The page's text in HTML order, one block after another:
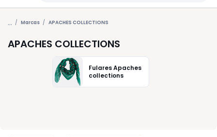
Últimos
artículos
vistos
... Marcas APACHES COLLECTIONS
APACHES COLLECTIONS
Fulares Apaches
collections